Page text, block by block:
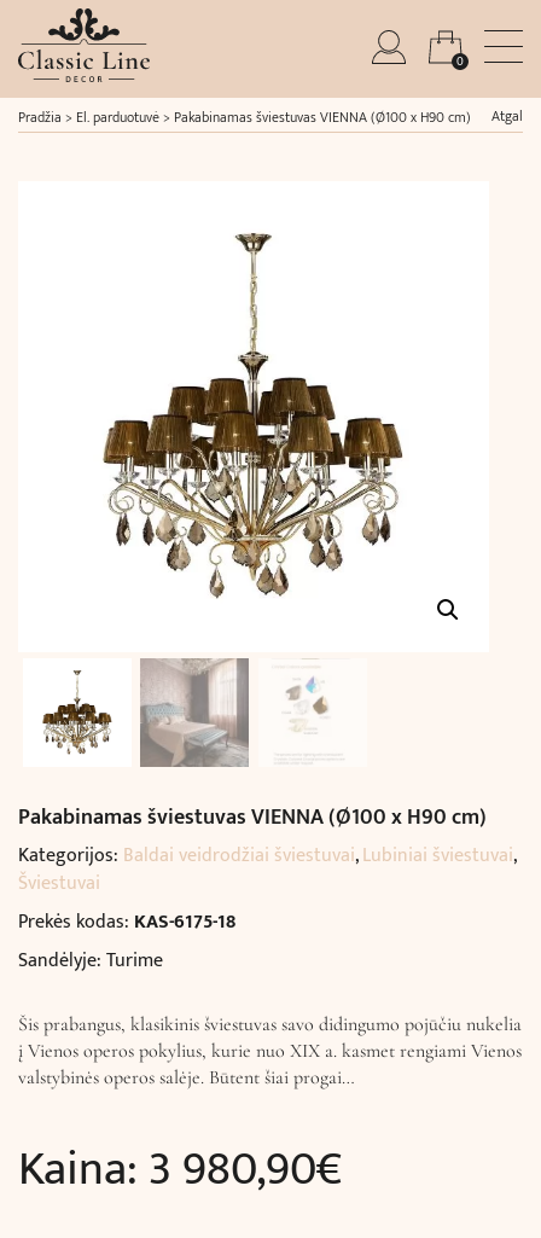
0
Pradžia > El. parduotuvė> Pakabinamas šviestuvas VIENNA (Ø100 x H90 cm) Atgal
Pakabinamas šviestuvas VIENNA (Ø100 x H90 cm)
Kategorijos: Baldai veidrodžiai šviestuvai,Lubiniai šviestuvai,
Šviestuvai
Prekės kodas: KAS-6175-18
Sandėlyje: Turime
Šis prabangus, klasikinis šviestuvas savo didingumo pojūčiu nukelia
į Vienos operos pokylius, kurie nuo XIX a. kasmet rengiami Vienos
valstybinės operos salėje. Būtent šiai progai…
Kaina:3 980,90€